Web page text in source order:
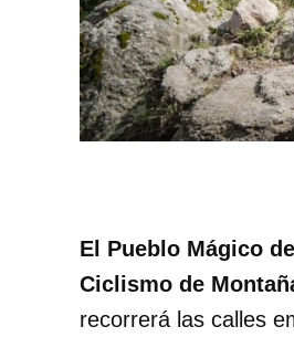
El Pueblo Mágico
Ciclismo de
recorrerá las calles